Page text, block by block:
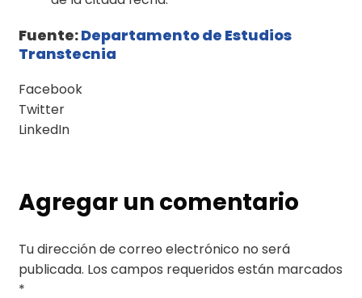
Fuente:Departamento de Estudios
Transtecnia
Facebook
Twitter
LinkedIn
Agregar un comentario
Tu dirección de correo electrónico no será
publicada. Los campos requeridos están marcados
*